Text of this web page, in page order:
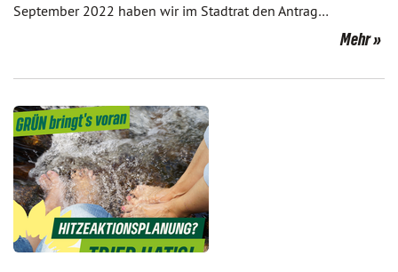
September 2022 haben wir im Stadtrat den Antrag…
Mehr